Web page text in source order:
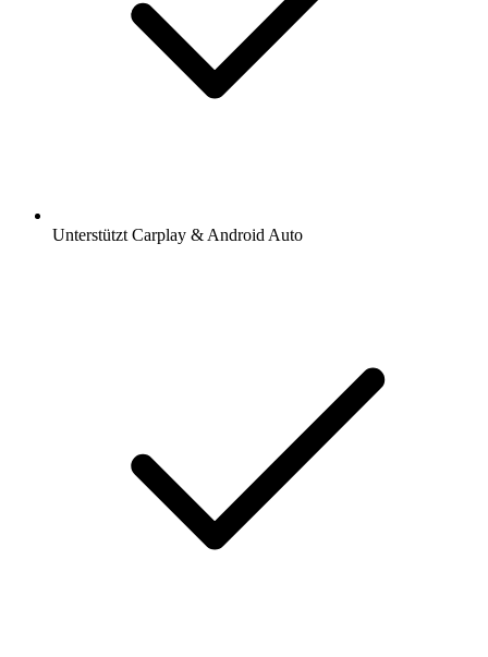
Unterstützt Carplay & Android Auto